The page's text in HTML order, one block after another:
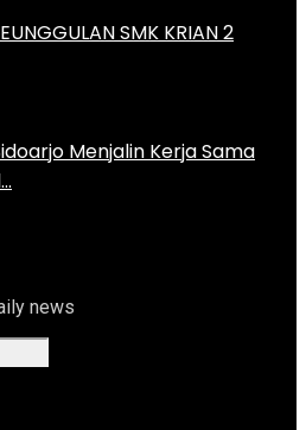
SMK KRIAN 2
Menjalin Kerja Sama
news